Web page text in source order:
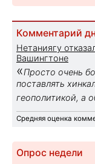
Комментарий
Нетаниягу
Вашингтоне
«Просто очень
поставлять
геополитикой, а
Средняя оценка
Опрос недели